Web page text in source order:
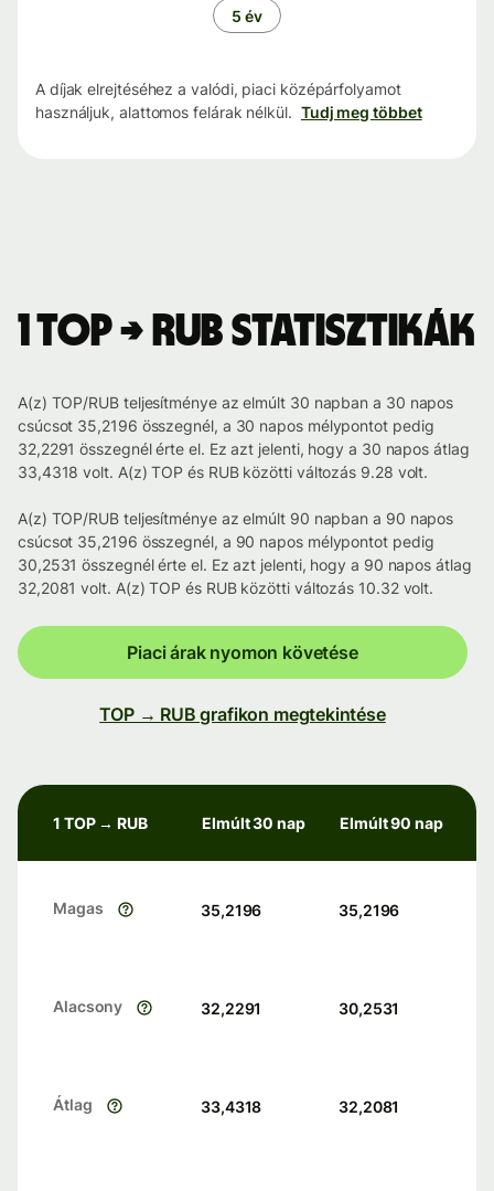
5 év
A díjak elrejtéséhez a valódi, piaci középárfolyamot
használjuk, alattomos felárak nélkül. Tudj meg többet
1 TOP → RUB statisztikák
A(z) TOP/RUB teljesítménye az elmúlt 30 napban a 30 napos
csúcsot 35,2196 összegnél, a 30 napos mélypontot pedig
32,2291 összegnél érte el. Ez azt jelenti, hogy a 30 napos átlag
33,4318 volt. A(z) TOP és RUB közötti változás 9.28 volt.
A(z) TOP/RUB teljesítménye az elmúlt 90 napban a 90 napos
csúcsot 35,2196 összegnél, a 90 napos mélypontot pedig
30,2531 összegnél érte el. Ez azt jelenti, hogy a 90 napos átlag
32,2081 volt. A(z) TOP és RUB közötti változás 10.32 volt.
Piaci árak nyomon követése
TOP → RUB grafikon megtekintése
1 TOP → RUB Elmúlt 30 nap Elmúlt 90 nap
Magas 35,2196 35,2196
Alacsony 32,2291 30,2531
Átlag 33,4318 32,2081